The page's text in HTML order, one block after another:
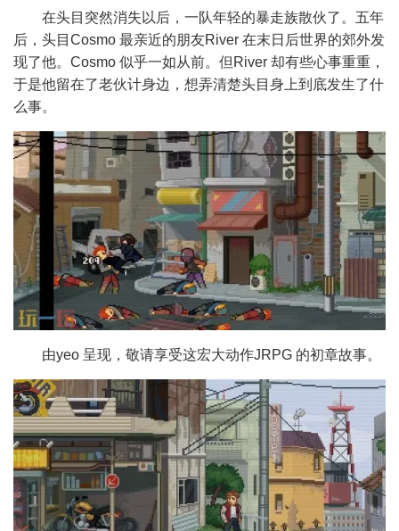
在头目突然消失以后，一队年轻的暴走族散伙了。五年
后，头目Cosmo 最亲近的朋友River 在末日后世界的郊外发
现了他。Cosmo 似乎一如从前。但River 却有些心事重重，
于是他留在了老伙计身边，想弄清楚头目身上到底发生了什
么事。
由yeo 呈现，敬请享受这宏大动作JRPG 的初章故事。